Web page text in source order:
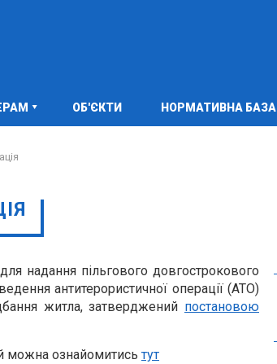
ОБ'ЄКТИ НОРМАТИВНА БАЗА
надання пільгового довгострокового
антитерористичної операції (АТО)
житла, затверджений постановою
можна ознайомитись тут